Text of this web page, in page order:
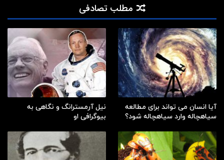
مطلب تصادفی
آیا انسان می تواند برای مطالعه
سیاهچاله وارد سیاهچاله شود؟
نیل آرمسترانگ و نگاهی به
بیوگرافی او